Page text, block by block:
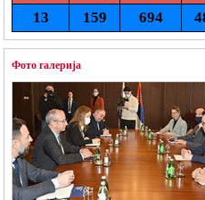
13 159 694
Фото галерија